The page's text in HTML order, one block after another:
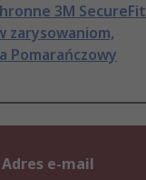
3M SecureFit
zarysowaniom,
Pomarańczowy
Adres e-mail